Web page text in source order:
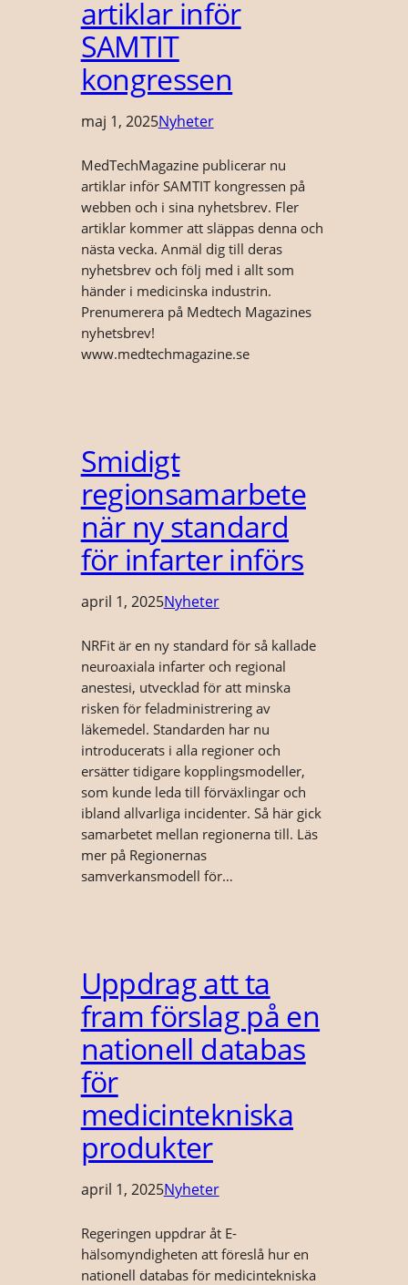
artiklar inför
SAMTIT
kongressen
maj 1, 2025Nyheter
MedTechMagazine publicerar nu
artiklar inför SAMTIT kongressen på
webben och i sina nyhetsbrev. Fler
artiklar kommer att släppas denna och
nästa vecka. Anmäl dig till deras
nyhetsbrev och följ med i allt som
händer i medicinska industrin.
Prenumerera på Medtech Magazines
nyhetsbrev!
www.medtechmagazine.se
Smidigt
regionsamarbete
när ny standard
för infarter införs
april 1, 2025Nyheter
NRFit är en ny standard för så kallade
neuroaxiala infarter och regional
anestesi, utvecklad för att minska
risken för feladministrering av
läkemedel. Standarden har nu
introducerats i alla regioner och
ersätter tidigare kopplingsmodeller,
som kunde leda till förväxlingar och
ibland allvarliga incidenter. Så här gick
samarbetet mellan regionerna till. Läs
mer på Regionernas
samverkansmodell för…
Uppdrag att ta
fram förslag på en
nationell databas
för
medicintekniska
produkter
april 1, 2025Nyheter
Regeringen uppdrar åt E-
hälsomyndigheten att föreslå hur en
nationell databas för medicintekniska